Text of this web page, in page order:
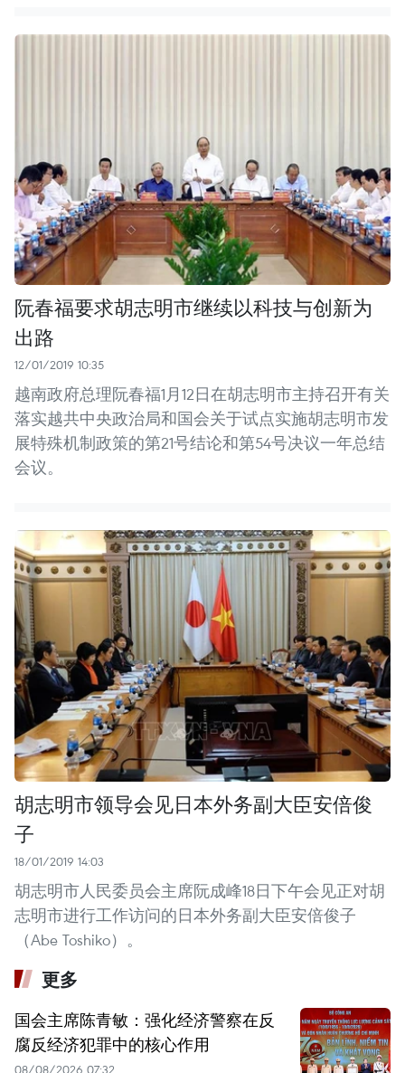
阮春福要求胡志明市继续以科技与创新为
出路
12/01/2019 10:35
越南政府总理阮春福1月12日在胡志明市主持召开有关
落实越共中央政治局和国会关于试点实施胡志明市发
展特殊机制政策的第21号结论和第54号决议一年总结
会议。
胡志明市领导会见日本外务副大臣安倍俊
子
18/01/2019 14:03
胡志明市人民委员会主席阮成峰18日下午会见正对胡
志明市进行工作访问的日本外务副大臣安倍俊子
（Abe Toshiko）。
更多
国会主席陈青敏：强化经济警察在反
腐反经济犯罪中的核心作用
08/08/2026 07:32